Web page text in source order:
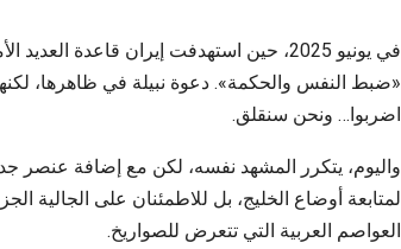
في يونيو 2025، حين استهدفت إيران قاعدة
«ضبط النفس والحكمة». دعوة نبيلة في ظاهرها،
اضربوا… ونحن سنقلق.
واليوم، يتكرر المشهد نفسه، لكن مع إضافة عنصر
لمتابعة أوضاع الخليج، بل للاطمئنان على الجالية
العواصم العربية التي تتعرض للصواريخ.